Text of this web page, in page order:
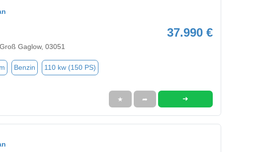
37.990 €
Gaglow, 03051
Benzin 110 kw (150 PS)
★ ➦ ➜